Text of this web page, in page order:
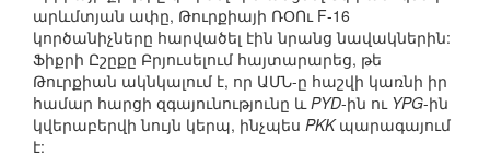
արևմտյան ափը, Թուրքիայի ՌՕՈւ F-16
կործանիչները հարվածել էին նրանց նավակներին:
Ֆիքրի Ըշըքը Բրյուսելում հայտարարեց, թե
Թուրքիան ակնկալում է, որ ԱՄՆ-ը հաշվի կառնի իր
համար հարցի զգայունությունը ևPYD-ին ու YPG-ին
կվերաբերվի նույն կերպ, ինչպես PKKպարագայում
է: